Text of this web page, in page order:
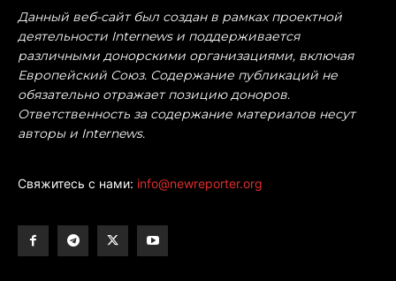
Данный веб-сайт был создан в рамках проектной
деятельности Internews и поддерживается
различными донорскими организациями, включая
Европейский Союз. Содержание публикаций не
обязательно отражает позицию доноров.
Ответственность за содержание материалов несут
авторы и Internews.
Свяжитесь с нами: info@newreporter.org